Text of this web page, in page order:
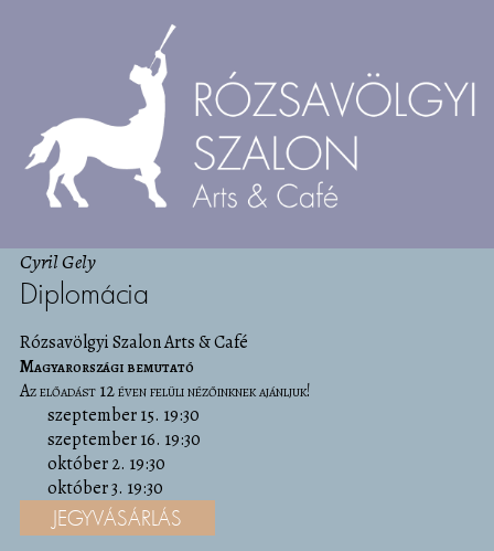
Cyril Gely
Diplomácia
Rózsavölgyi Szalon Arts & Café
Magyarországi bemutató
Az előadást 12 éven felüli nézőinknek ajánljuk!
szeptember 15. 19:30
szeptember 16. 19:30
október 2. 19:30
október 3. 19:30
JEGYVÁSÁRLÁS